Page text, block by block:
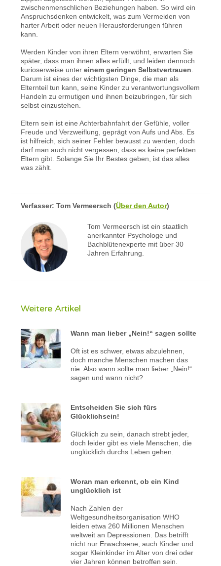
zwischenmenschlichen Beziehungen haben. So wird ein
Anspruchsdenken entwickelt, was zum Vermeiden von
harter Arbeit oder neuen Herausforderungen führen
kann.
Werden Kinder von ihren Eltern verwöhnt, erwarten Sie
später, dass man ihnen alles erfüllt, und leiden dennoch
kurioserweise untereinem geringen Selbstvertrauen
Darum ist eines der wichtigsten Dinge, die man als
Elternteil tun kann, seine Kinder zu verantwortungsvollem
Handeln zu ermutigen und ihnen beizubringen, für sich
selbst einzustehen.
Eltern sein ist eine Achterbahnfahrt der Gefühle, voller
Freude und Verzweiflung, geprägt von Aufs und Abs. Es
ist hilfreich, sich seiner Fehler bewusst zu werden, doch
darf man auch nicht vergessen, dass es keine perfekten
Eltern gibt. Solange Sie Ihr Bestes geben, ist das alles
was zählt.
Verfasser:Tom Vermeersch (Über den Autor)
Tom Vermeersch ist ein staatlich
anerkannter Psychologe und
Bachblütenexperte mit über 30
Jahren Erfahrung.
Weitere Artikel
Wann man lieber „Nein!“ sagen sollte
Oft ist es schwer, etwas abzulehnen,
doch manche Menschen machen das
nie. Also wann sollte man lieber „Nein!“
sagen und wann nicht?
Entscheiden Sie sich fürs
Glücklichsein!
Glücklich zu sein, danach strebt jeder,
doch leider gibt es viele Menschen, die
unglücklich durchs Leben gehen.
Woran man erkennt, ob ein Kind
unglücklich ist
Nach Zahlen der
Weltgesundheitsorganisation WHO
leiden etwa 260 Millionen Menschen
weltweit an Depressionen. Das betrifft
nicht nur Erwachsene, auch Kinder und
sogar Kleinkinder im Alter von drei oder
vier Jahren können betroffen sein.